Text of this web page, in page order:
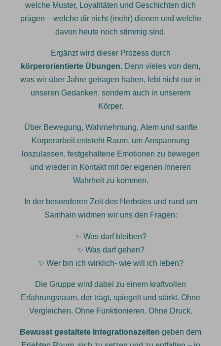
welche Muster, Loyalitäten und Geschichten dich
prägen – welche dir nicht (mehr) dienen und welche
davon heute noch stimmig sind.
Ergänzt wird dieser Prozess durch
körperorientierte Übungen. Denn vieles von dem,
was wir über Jahre getragen haben, lebt nicht nur in
unseren Gedanken, sondern auch in unserem
Körper.
Über Bewegung, Wahrnehmung, Atem und sanfte
Körperarbeit entsteht Raum, um Anspannung
loszulassen, festgehaltene Emotionen zu bewegen
und wieder in Kontakt mit der eigenen inneren
Wahrheit zu kommen.
In der besonderen Zeit des Herbstes und rund um
Samhain widmen wir uns den Fragen:
✨ Was darf bleiben?
✨ Was darf gehen?
✨ Wer bin ich wirklich- wie will ich leben?
Die Gruppe wird dabei zu einem kraftvollen
Erfahrungsraum, der trägt, spiegelt und stärkt. Ohne
Vergleichen. Ohne Funktionieren. Ohne Druck.
Bewusst gestaltete Integrationszeiten geben dem